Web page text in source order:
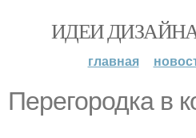
ИДЕИ
главная
Перегородка в